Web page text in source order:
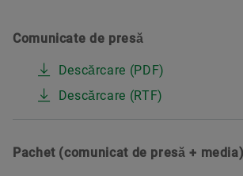
Comunicate de presă
Descărcare (PDF)
Descărcare (RTF)
Pachet (comunicat de presă + media)